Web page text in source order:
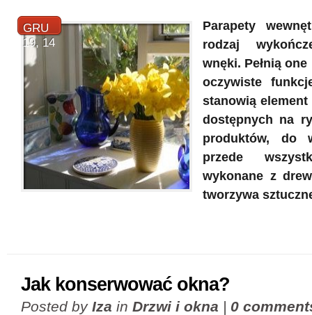
GRU
19, 14
Parapety
rodzaj
wnęki. Pełnią
oczywiste
stanowią
dostępnych na
produktów, do
przede
wykonane z
tworzywa
Jak konserwować okna?
Posted by Iza in Drzwi i okna | 0